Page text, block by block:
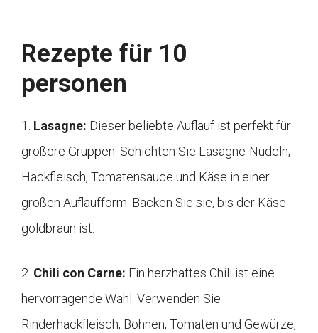
Rezepte für 10
personen
1. Lasagne: Dieser beliebte Auflauf ist perfekt für
größere Gruppen. Schichten Sie Lasagne-Nudeln,
Hackfleisch, Tomatensauce und Käse in einer
großen Auflaufform. Backen Sie sie, bis der Käse
goldbraun ist.
2. Chili con Carne: Ein herzhaftes Chili ist eine
hervorragende Wahl. Verwenden Sie
Rinderhackfleisch, Bohnen, Tomaten und Gewürze,